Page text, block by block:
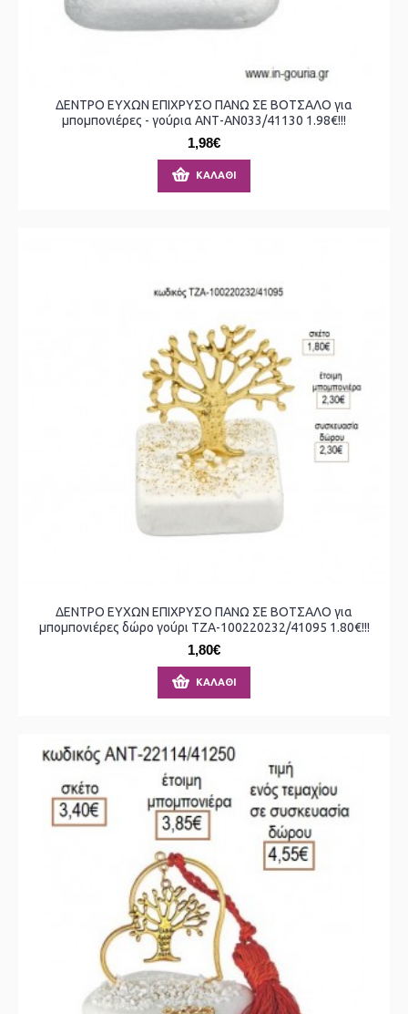
ΔΕΝΤΡΟ ΕΥΧΩΝ ΕΠΙΧΡΥΣΟ ΠΑΝΩ ΣΕ ΒΟΤΣΑΛΟ για
μπομπονιέρες - γούρια ΑΝΤ-ΑΝ033/41130 1.98€!!!
1,98€
ΚΑΛΆΘΙ
ΔΕΝΤΡΟ ΕΥΧΩΝ ΕΠΙΧΡΥΣΟ ΠΑΝΩ ΣΕ ΒΟΤΣΑΛΟ για
μπομπονιέρες δώρο γούρι ΤΖΑ-100220232/41095 1.80€!!!
1,80€
ΚΑΛΆΘΙ